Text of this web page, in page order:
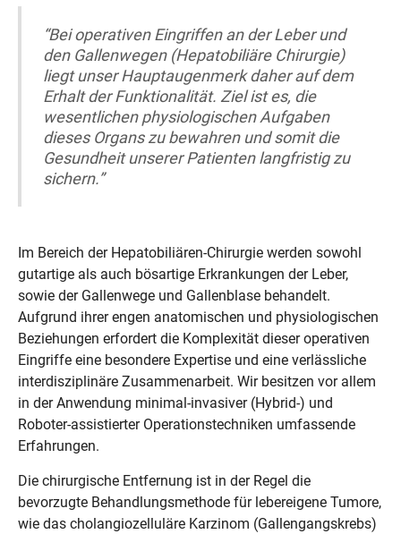
“Bei operativen Eingriffen an der Leber und
den Gallenwegen (Hepatobiliäre Chirurgie)
liegt unser Hauptaugenmerk daher auf dem
Erhalt der Funktionalität. Ziel ist es, die
wesentlichen physiologischen Aufgaben
dieses Organs zu bewahren und somit die
Gesundheit unserer Patienten langfristig zu
sichern.”
Im Bereich der Hepatobiliären-Chirurgie werden sowohl
gutartige als auch bösartige Erkrankungen der Leber,
sowie der Gallenwege und Gallenblase behandelt.
Aufgrund ihrer engen anatomischen und physiologischen
Beziehungen erfordert die Komplexität dieser operativen
Eingriffe eine besondere Expertise und eine verlässliche
interdisziplinäre Zusammenarbeit. Wir besitzen vor allem
in der Anwendung minimal-invasiver (Hybrid-) und
Roboter-assistierter Operationstechniken umfassende
Erfahrungen.
Die chirurgische Entfernung ist in der Regel die
bevorzugte Behandlungsmethode für lebereigene Tumore,
wie das cholangiozelluläre Karzinom (Gallengangskrebs)